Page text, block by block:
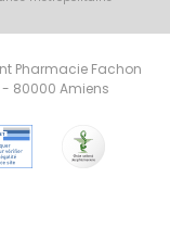
Pharmacie Fachon
- 80000 Amiens